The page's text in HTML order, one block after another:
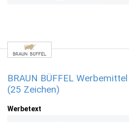
BRAUN BÜFFEL
(25 Zeichen)
Werbetext